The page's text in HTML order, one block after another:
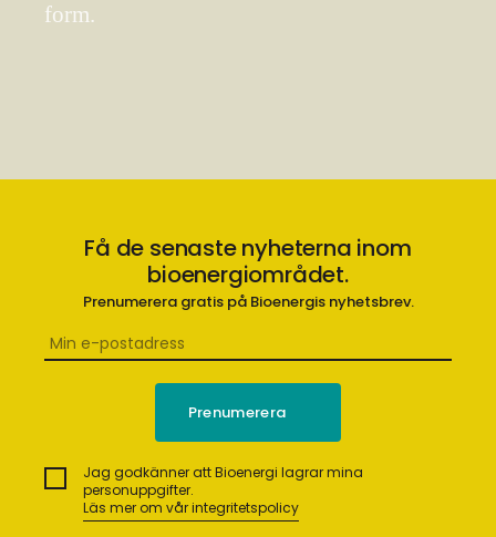
form.
Få de senaste nyheterna inom
bioenergiområdet.
Prenumerera gratis på Bioenergis nyhetsbrev.
Jag godkänner att Bioenergi lagrar mina
personuppgifter.
Läs mer om vår integritetspolicy